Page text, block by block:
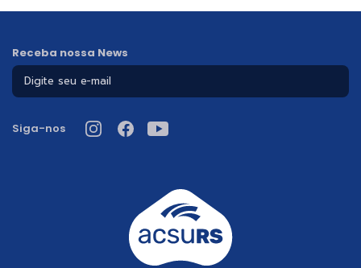
Receba nossa News
Siga-nos